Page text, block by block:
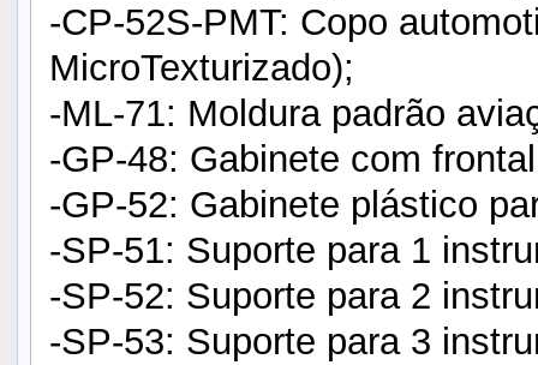
-CP-52S-PMT: Copo
MicroTexturizado);
-ML-71: Moldura padrão
-GP-48: Gabinete com
-GP-52: Gabinete plástico
-SP-51: Suporte para 1
-SP-52: Suporte para 2
-SP-53: Suporte para 3